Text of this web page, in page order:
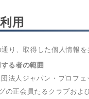
用
り、取得した個人情報を
る者の範囲
法人ジャパン・プロフ
の正会員たるクラブおよ